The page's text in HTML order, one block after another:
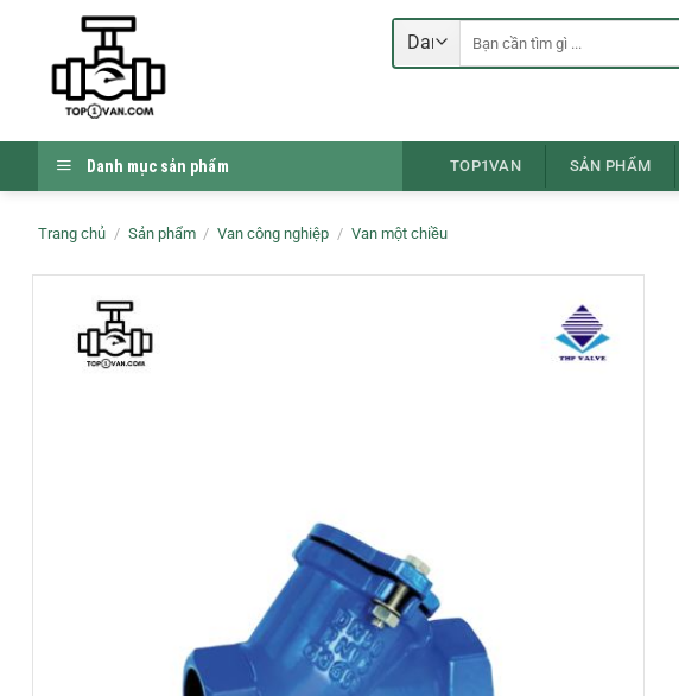
Danh mục sản phẩm TOP1VAN SẢN PHẨM
Trang chủ / Sản phẩm / Van công nghiệp / Van một chiều